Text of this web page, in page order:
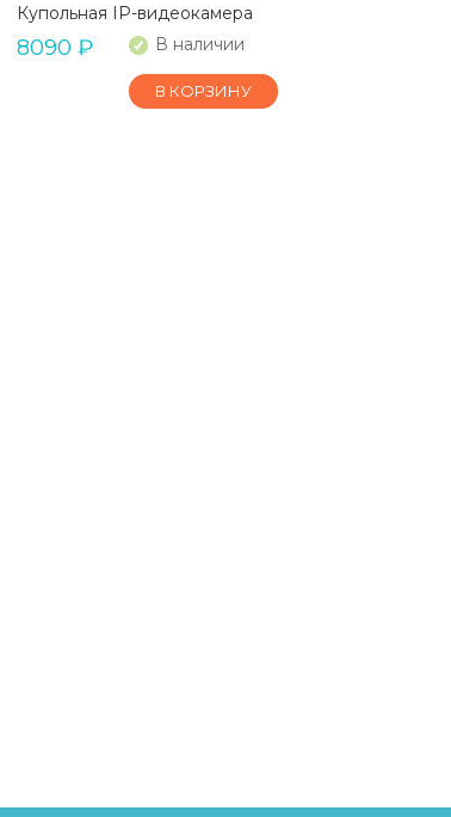
Купольная IP-видеокамера
8090 ₽ В наличии
В КОРЗИНУ